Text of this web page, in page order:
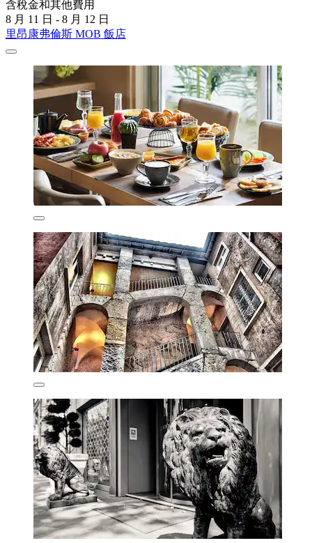
含稅金和其他費用
8 月 11 日 - 8 月 12 日
里昂康弗倫斯 MOB 飯店